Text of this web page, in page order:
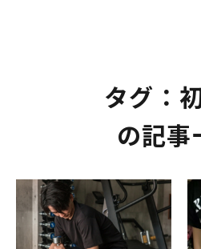
タグ：
の記事